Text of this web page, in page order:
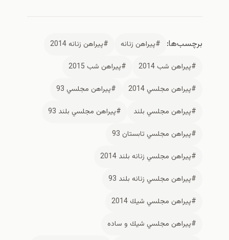
برچسب‌ها: #پيراهن زنانه
#پيراهن زنانه 2014
#پيراهن شب 2014
#پيراهن شب 2015
#پيراهن مجلسي 2014
#پيراهن مجلسي 93
#پيراهن مجلسي بلند
#پيراهن مجلسي بلند 93
#پيراهن مجلسي تابستان 93
#پيراهن مجلسي زنانه بلند 2014
#پيراهن مجلسي زنانه بلند 93
#پيراهن مجلسي شيك 2014
#پيراهن مجلسي شيك و ساده